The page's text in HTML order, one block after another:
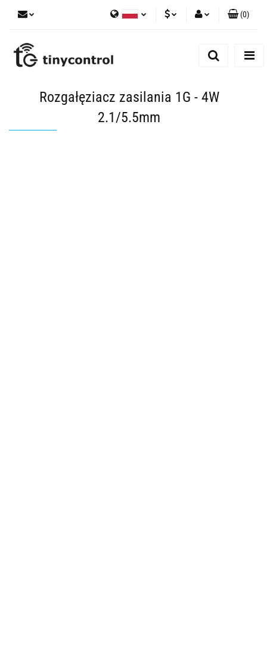
English
Zgody cookies
(0)
Rozgałęziacz zasilania 1G - 4W
2.1/5.5mm